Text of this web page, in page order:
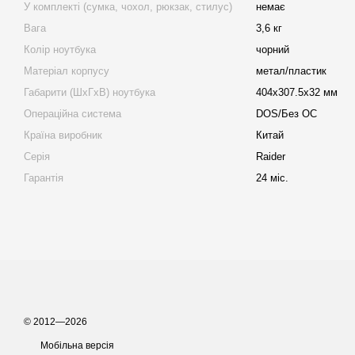
У комплекті (сумка, чохол, рюкзак, стилус)
немає
Вага
3,6 кг
Колір ноутбука
чорний
Матеріал корпусу
метал/пластик
Габарити (ШхГхВ) ноутбука
404х307.5х32 мм
Операційна система
DOS/Без ОС
Країна виробник
Китай
Серія
Raider
Гарантія
24 міс.
© 2012—2026
Мобільна версія